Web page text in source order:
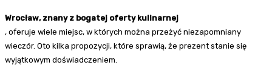
Wrocław, znany z bogatej oferty kulinarnej
, oferuje wiele miejsc, w których można przeżyć niezapomniany
wieczór. Oto kilka propozycji, które sprawią, że prezent stanie się
wyjątkowym doświadczeniem.